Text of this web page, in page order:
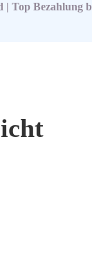
| Top Bezahlung